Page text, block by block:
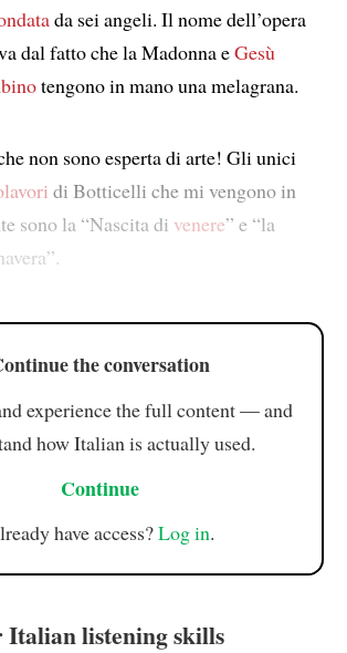
da sei angeli. Il nome dell’opera
dal fatto che la Madonna eGesù
tengono in mano una melagrana.
non sono esperta di arte! Gli unici
di Botticelli che mi vengono in
sono la “Nascita di venere” e “la
the conversation
experience the full content — and
how Italian is actually used.
Continue
have access?Log in.
listening skills